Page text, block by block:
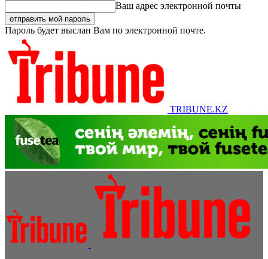
Ваш адрес электронной почты
Пароль будет выслан Вам по электронной почте.
TRIBUNE.KZ